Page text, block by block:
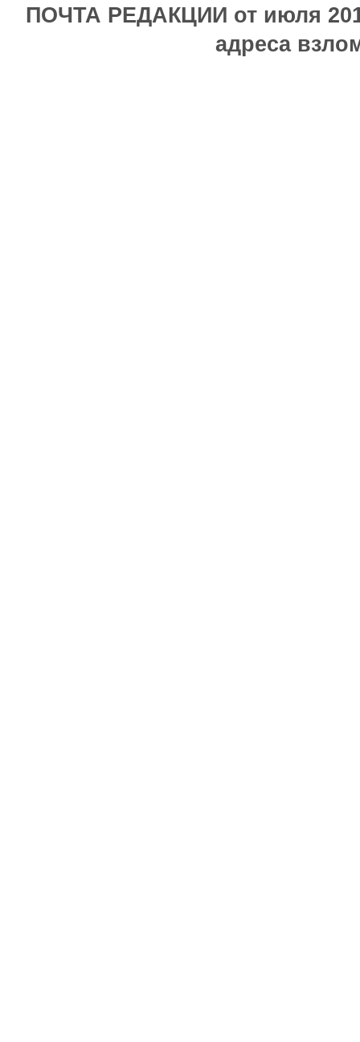
ПОЧТА РЕДАКЦИИ от июля
адреса